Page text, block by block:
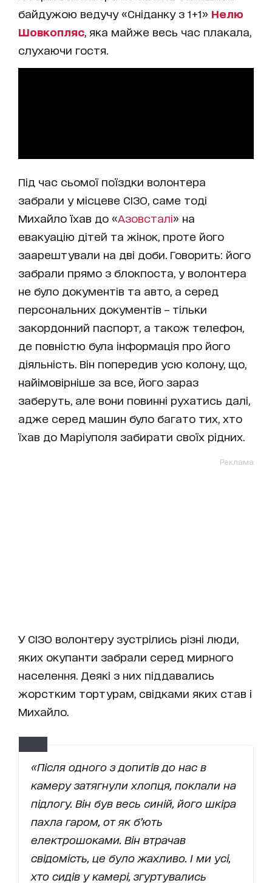
байдужою ведучу «Сніданку з 1+1» Нелю
Шовкопляс , яка майже весь час плакала,
слухаючи гостя.
Під час сьомої поїздки волонтера
забрали у місцеве СІЗО, саме тоді
Михайло їхав до «Азовсталі» на
евакуацію дітей та жінок, проте його
заарештували на дві доби. Говорить: його
забрали прямо з блокпоста, у волонтера
не було документів та авто, а серед
персональних документів – тільки
закордонний паспорт, а також телефон,
де повністю була інформація про його
діяльність. Він попередив усю колону, що,
найімовірніше за все, його зараз
заберуть, але вони повинні рухатись далі,
адже серед машин було багато тих, хто
їхав до Маріуполя забирати своїх рідних.
Реклама
У СІЗО волонтеру зустрілись різні люди,
яких окупанти забрали серед мирного
населення. Деякі з них піддавались
жорстким тортурам, свідками яких став і
Михайло.
«Після одного з допитів до нас в
камеру затягнули хлопця, поклали на
підлогу. Він був весь синій, його шкіра
пахла гаром, от як б’ють
електрошоками. Він втрачав
свідомість, це було жахливо. І ми усі,
хто сидів у камері, згуртувались